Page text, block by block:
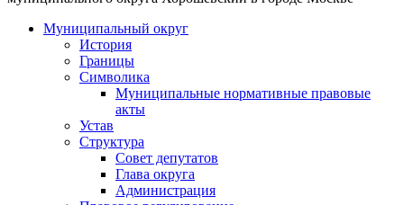
Муниципальный округ
История
Границы
Символика
Муниципальные нормативные правовые
акты
Устав
Структура
Совет депутатов
Глава округа
Администрация